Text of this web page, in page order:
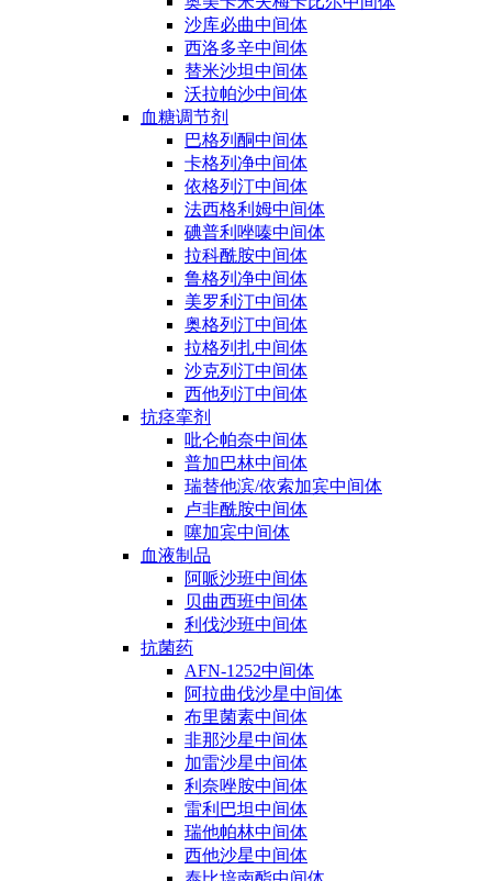
沙库必曲中间体
西洛多辛中间体
替米沙坦中间体
沃拉帕沙中间体
血糖调节剂
巴格列酮中间体
卡格列净中间体
依格列汀中间体
法西格利姆中间体
碘普利唑嗪中间体
拉科酰胺中间体
鲁格列净中间体
美罗利汀中间体
奥格列汀中间体
拉格列扎中间体
沙克列汀中间体
西他列汀中间体
抗痉挛剂
吡仑帕奈中间体
普加巴林中间体
瑞替他滨/依索加宾中间体
卢非酰胺中间体
噻加宾中间体
血液制品
阿哌沙班中间体
贝曲西班中间体
利伐沙班中间体
抗菌药
AFN-1252中间体
阿拉曲伐沙星中间体
布里菌素中间体
非那沙星中间体
加雷沙星中间体
利奈唑胺中间体
雷利巴坦中间体
瑞他帕林中间体
西他沙星中间体